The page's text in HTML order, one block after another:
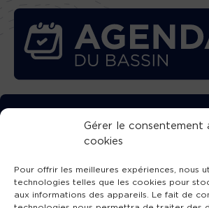
Gérer le consentement
cookies
Pour offrir les meilleures expériences, nous
technologies telles que les cookies pour
aux informations des appareils. Le fait de
TÉLÉCHARGEZ
L’APPLICATION